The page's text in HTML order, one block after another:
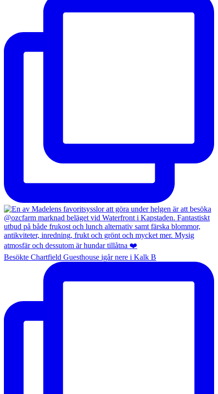
Besökte Chartfield Guesthouse igår nere i Kalk B